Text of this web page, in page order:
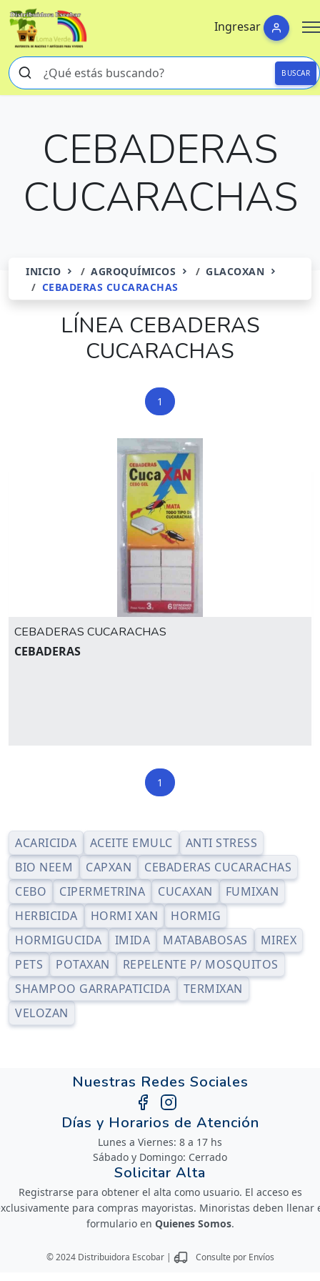
Ingresar
BUSCAR
CEBADERAS
CUCARACHAS
INICIO AGROQUÍMICOS
GLACOXAN
CEBADERAS CUCARACHAS
LÍNEA CEBADERAS
CUCARACHAS
1
CEBADERAS CUCARACHAS
CEBADERAS
1
ACARICIDA ACEITE EMULC
ANTI STRESS
BIO NEEM
CAPXAN
CEBADERAS CUCARACHAS
CEBO
CIPERMETRINA CUCAXAN
FUMIXAN
HERBICIDA
HORMI XAN
HORMIG
HORMIGUCIDA
IMIDA MATABABOSAS
MIREX
PETS
POTAXAN
REPELENTE P/ MOSQUITOS
SHAMPOO GARRAPATICIDA
TERMIXAN
VELOZAN
Nuestras Redes Sociales
Días y Horarios de Atención
Lunes a Viernes: 8 a 17 hs
Sábado y Domingo: Cerrado
Solicitar Alta
Registrarse para obtener el alta como usuario. El acceso es
para compras mayoristas. Minoristas deben llenar
formulario en Quienes Somos.
© 2024 Distribuidora Escobar | Consulte por Envíos